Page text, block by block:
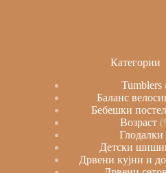
Категории
Tumblers
Баланс
Бебешки
Возраст
Глодалки
Детски
Дрвени кујни и